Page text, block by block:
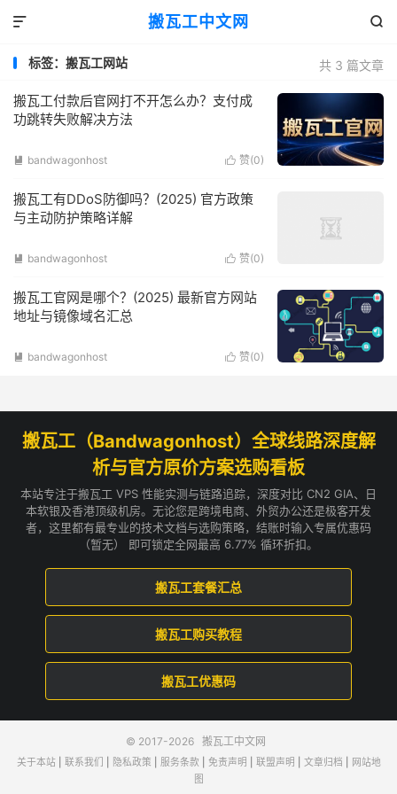
搬瓦工中文网 

共 3 篇文章
标签：搬瓦工网站
搬瓦工付款后官网打不开怎么办？支付成
功跳转失败解决方法
 赞(0)
 bandwagonhost
搬瓦工有DDoS防御吗？(2025) 官方政策
与主动防护策略详解
 赞(0)
 bandwagonhost
搬瓦工官网是哪个？(2025) 最新官方网站
地址与镜像域名汇总
 赞(0)
 bandwagonhost
搬瓦工（Bandwagonhost）全球线路深度解
析与官方原价方案选购看板
本站专注于搬瓦工 VPS 性能实测与链路追踪，深度对比 CN2 GIA、日
本软银及香港顶级机房。无论您是跨境电商、外贸办公还是极客开发
者，这里都有最专业的技术文档与选购策略，结账时输入专属优惠码
（暂无） 即可锁定全网最高 6.77% 循环折扣。
搬瓦工套餐汇总
搬瓦工购买教程
搬瓦工优惠码
© 2017-2026 搬瓦工中文网
关于本站| 联系我们 隐私政策 服务条款 免责声明 联盟声明 文章归档
网站地
图